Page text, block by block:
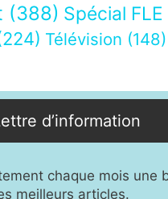
(388) Spécial FLE
Télévision (148)
d’information
chaque mois une
meilleurs articles.